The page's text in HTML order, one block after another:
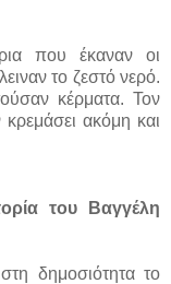
που έκαναν οι
το ζεστό νερό.
κέρματα. Τον
ακόμη και
του Βαγγέλη
δημοσιότητα το